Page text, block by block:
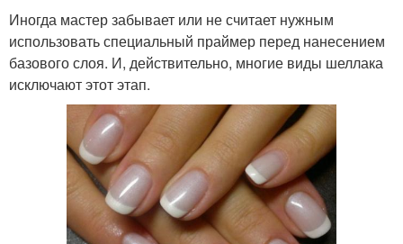
Иногда мастер забывает или не считает нужным
использовать специальный праймер перед нанесением
базового слоя. И, действительно, многие виды шеллака
исключают этот этап.